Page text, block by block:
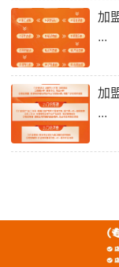
加
...
加
...